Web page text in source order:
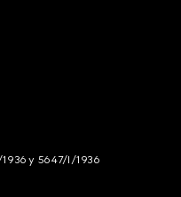
1936 y 5647/I/1936